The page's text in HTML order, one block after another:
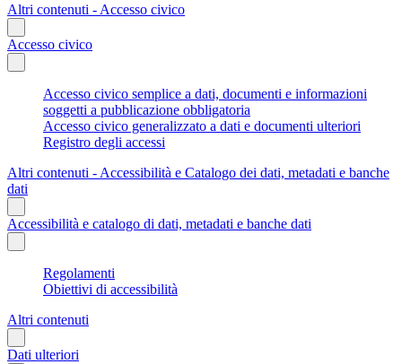
Altri contenuti - Accesso civico
Accesso civico
Accesso civico semplice a dati, documenti e informazioni
soggetti a pubblicazione obbligatoria
Accesso civico generalizzato a dati e documenti ulteriori
Registro degli accessi
Altri contenuti - Accessibilità e Catalogo dei dati, metadati e banche
dati
Accessibilità e catalogo di dati, metadati e banche dati
Regolamenti
Obiettivi di accessibilità
Altri contenuti
Dati ulteriori